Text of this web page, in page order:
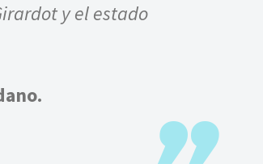
y el estado